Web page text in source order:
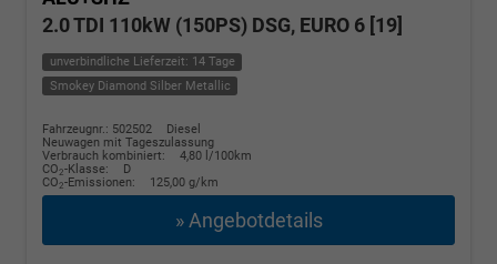
2.0 TDI 110kW (150PS) DSG, EURO 6 [19]
unverbindliche Lieferzeit: 14 Tage
Smokey Diamond Silber Metallic
Fahrzeugnr.: 502502
Diesel
Neuwagen mit Tageszulassung
Verbrauch kombiniert:
4,80 l/100km
CO2-Klasse:
D
CO2-Emissionen: 125,00 g/km
» Angebotdetails